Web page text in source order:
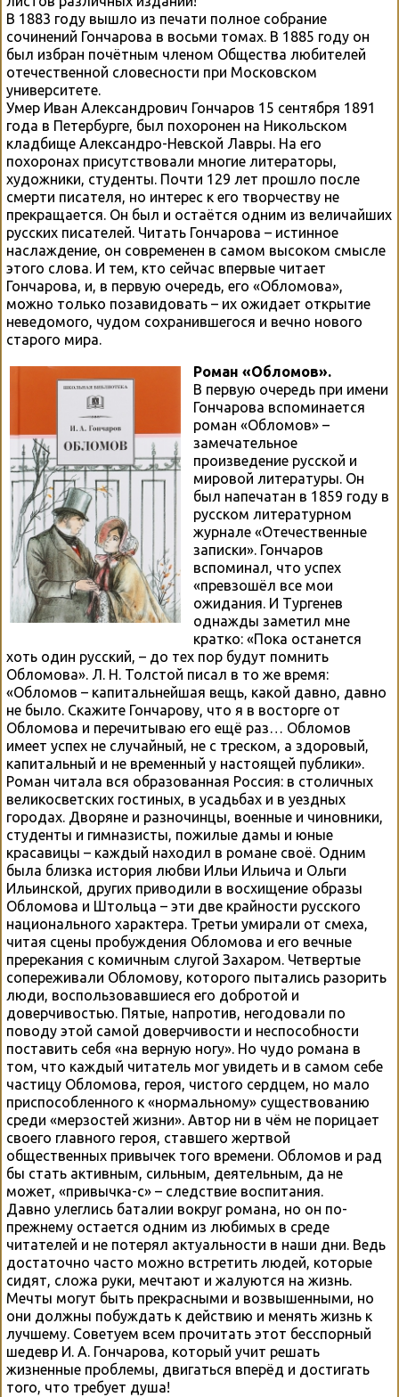
В 1883 году вышло из печати полное собрание
сочинений Гончарова в восьми томах. В 1885 году он
был избран почётным членом Общества любителей
отечественной словесности при Московском
университете.
Умер Иван Александрович Гончаров 15 сентября 1891
года в Петербурге, был похоронен на Никольском
кладбище Александро-Невской Лавры. На его
похоронах присутствовали многие литераторы,
художники, студенты. Почти 129 лет прошло после
смерти писателя, но интерес к его творчеству не
прекращается. Он был и остаётся одним из величайших
русских писателей. Читать Гончарова – истинное
наслаждение, он современен в самом высоком смысле
этого слова. И тем, кто сейчас впервые читает
Гончарова, и, в первую очередь, его «Обломова»,
можно только позавидовать – их ожидает открытие
неведомого, чудом сохранившегося и вечно нового
старого мира.
Роман «Обломов».
В первую очередь при имени
Гончарова вспоминается
роман «Обломов» –
замечательное
произведение русской и
мировой литературы. Он
был напечатан в 1859 году в
русском литературном
журнале «Отечественные
записки». Гончаров
вспоминал, что успех
«превзошёл все мои
ожидания. И Тургенев
однажды заметил мне
кратко: «Пока останется
хоть один русский, – до тех пор будут помнить
Обломова». Л. Н. Толстой писал в то же время:
«Обломов – капитальнейшая вещь, какой давно, давно
не было. Скажите Гончарову, что я в восторге от
Обломова и перечитываю его ещё раз… Обломов
имеет успех не случайный, не с треском, а здоровый,
капитальный и не временный у настоящей публики».
Роман читала вся образованная Россия: в столичных
великосветских гостиных, в усадьбах и в уездных
городах. Дворяне и разночинцы, военные и чиновники,
студенты и гимназисты, пожилые дамы и юные
красавицы – каждый находил в романе своё. Одним
была близка история любви Ильи Ильича и Ольги
Ильинской, других приводили в восхищение образы
Обломова и Штольца – эти две крайности русского
национального характера. Третьи умирали от смеха,
читая сцены пробуждения Обломова и его вечные
пререкания с комичным слугой Захаром. Четвертые
сопереживали Обломову, которого пытались разорить
люди, воспользовавшиеся его добротой и
доверчивостью. Пятые, напротив, негодовали по
поводу этой самой доверчивости и неспособности
поставить себя «на верную ногу». Но чудо романа в
том, что каждый читатель мог увидеть и в самом себе
частицу Обломова, героя, чистого сердцем, но мало
приспособленного к «нормальному» существованию
среди «мерзостей жизни». Автор ни в чём не порицает
своего главного героя, ставшего жертвой
общественных привычек того времени. Обломов и рад
бы стать активным, сильным, деятельным, да не
может, «привычка-с» – следствие воспитания.
Давно улеглись баталии вокруг романа, но он по-
прежнему остается одним из любимых в среде
читателей и не потерял актуальности в наши дни. Ведь
достаточно часто можно встретить людей, которые
сидят, сложа руки, мечтают и жалуются на жизнь.
Мечты могут быть прекрасными и возвышенными, но
они должны побуждать к действию и менять жизнь к
лучшему. Советуем всем прочитать этот бесспорный
шедевр И. А. Гончарова, который учит решать
жизненные проблемы, двигаться вперёд и достигать
того, что требует душа!